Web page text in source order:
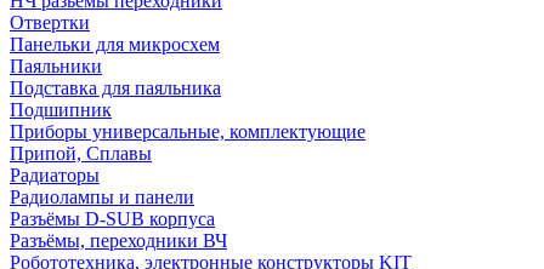
Отвертки
Панельки для микросхем
Паяльники
Подставка для паяльника
Подшипник
Приборы универсальные, комплектующие
Припой, Сплавы
Радиаторы
Радиолампы и панели
Разъёмы D-SUB корпуса
Разъёмы, переходники ВЧ
Робототехника, электронные конструкторы KIT